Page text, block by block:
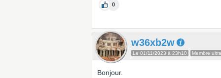
0
w36xb2w
Le 01/11/2023 à 23h10 Membre
Bonjour.